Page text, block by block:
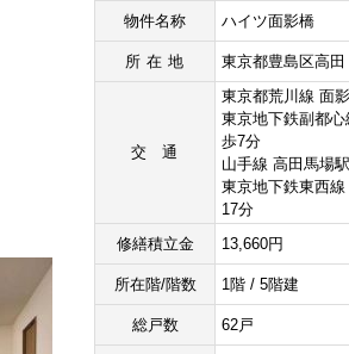
物件名称 ハイツ面影橋
所在地 東京都豊島区高田
交通
東京都荒川線 面
東京地下鉄副都
歩7分
山手線 高田馬場
東京地下鉄東西
17分
修繕積立金
13,660円
所在階/階数 1階 / 5階建
総戸数 62戸